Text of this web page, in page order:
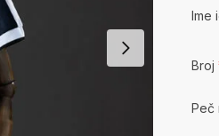
Ime
Broj
Peč